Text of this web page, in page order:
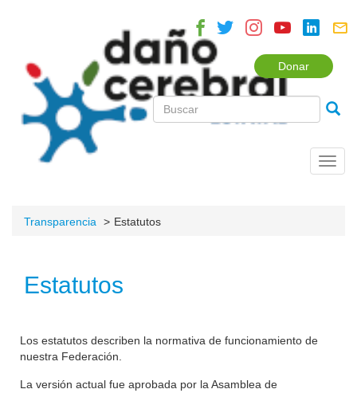
Donar
Transparencia Estatutos
Estatutos
Los estatutos describen la normativa de funcionamiento de
nuestra Federación.
La versión actual fue aprobada por la Asamblea de